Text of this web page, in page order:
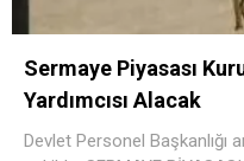
Sermaye Piyasası
Yardımcısı Alacak
Devlet Personel Başkanlığı